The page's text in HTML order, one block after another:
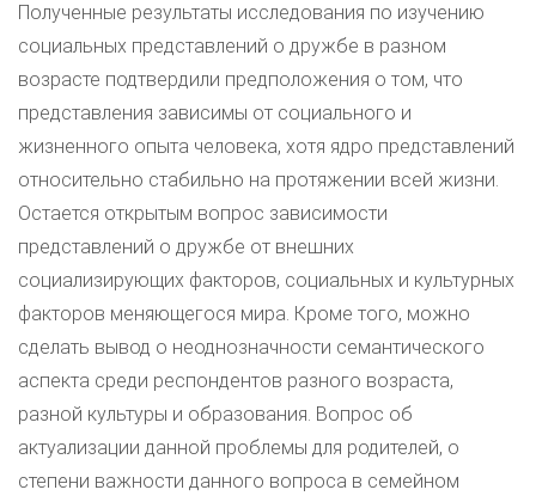
Полученные результаты исследования по изучению
социальных представлений о дружбе в разном
возрасте подтвердили предположения о том, что
представления зависимы от социального и
жизненного опыта человека, хотя ядро представлений
относительно стабильно на протяжении всей жизни.
Остается открытым вопрос зависимости
представлений о дружбе от внешних
социализирующих факторов, социальных и культурных
факторов меняющегося мира. Кроме того, можно
сделать вывод о неоднозначности семантического
аспекта среди респондентов разного возраста,
разной культуры и образования. Вопрос об
актуализации данной проблемы для родителей, о
степени важности данного вопроса в семейном